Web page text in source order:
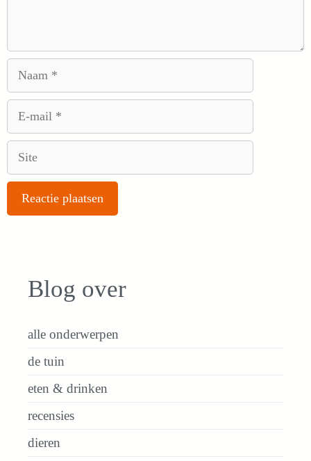
Blog over
alle onderwerpen
de tuin
eten & drinken
recensies
dieren